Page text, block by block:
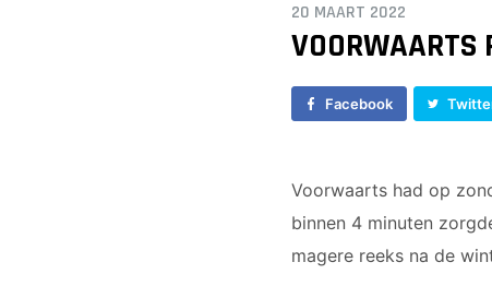
JO17-1
JO17-2
JO17-3
JO19-1
20 MAART 2022
VOORWAARTS
Facebook
Voorwaarts had op
binnen 4 minuten
magere reeks na de